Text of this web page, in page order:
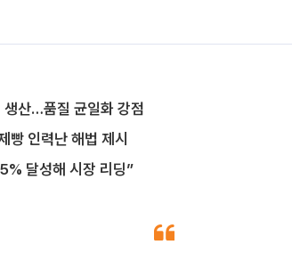
산…품질 균일화 강점
빵 인력난 해법 제시
달성해 시장 리딩”